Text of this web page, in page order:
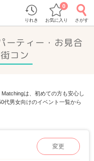
りれき お気に入り
0
さがす
ーティー・お見合
コン
は、初めての方も安心し
代男女向けのイベント一覧から
変更